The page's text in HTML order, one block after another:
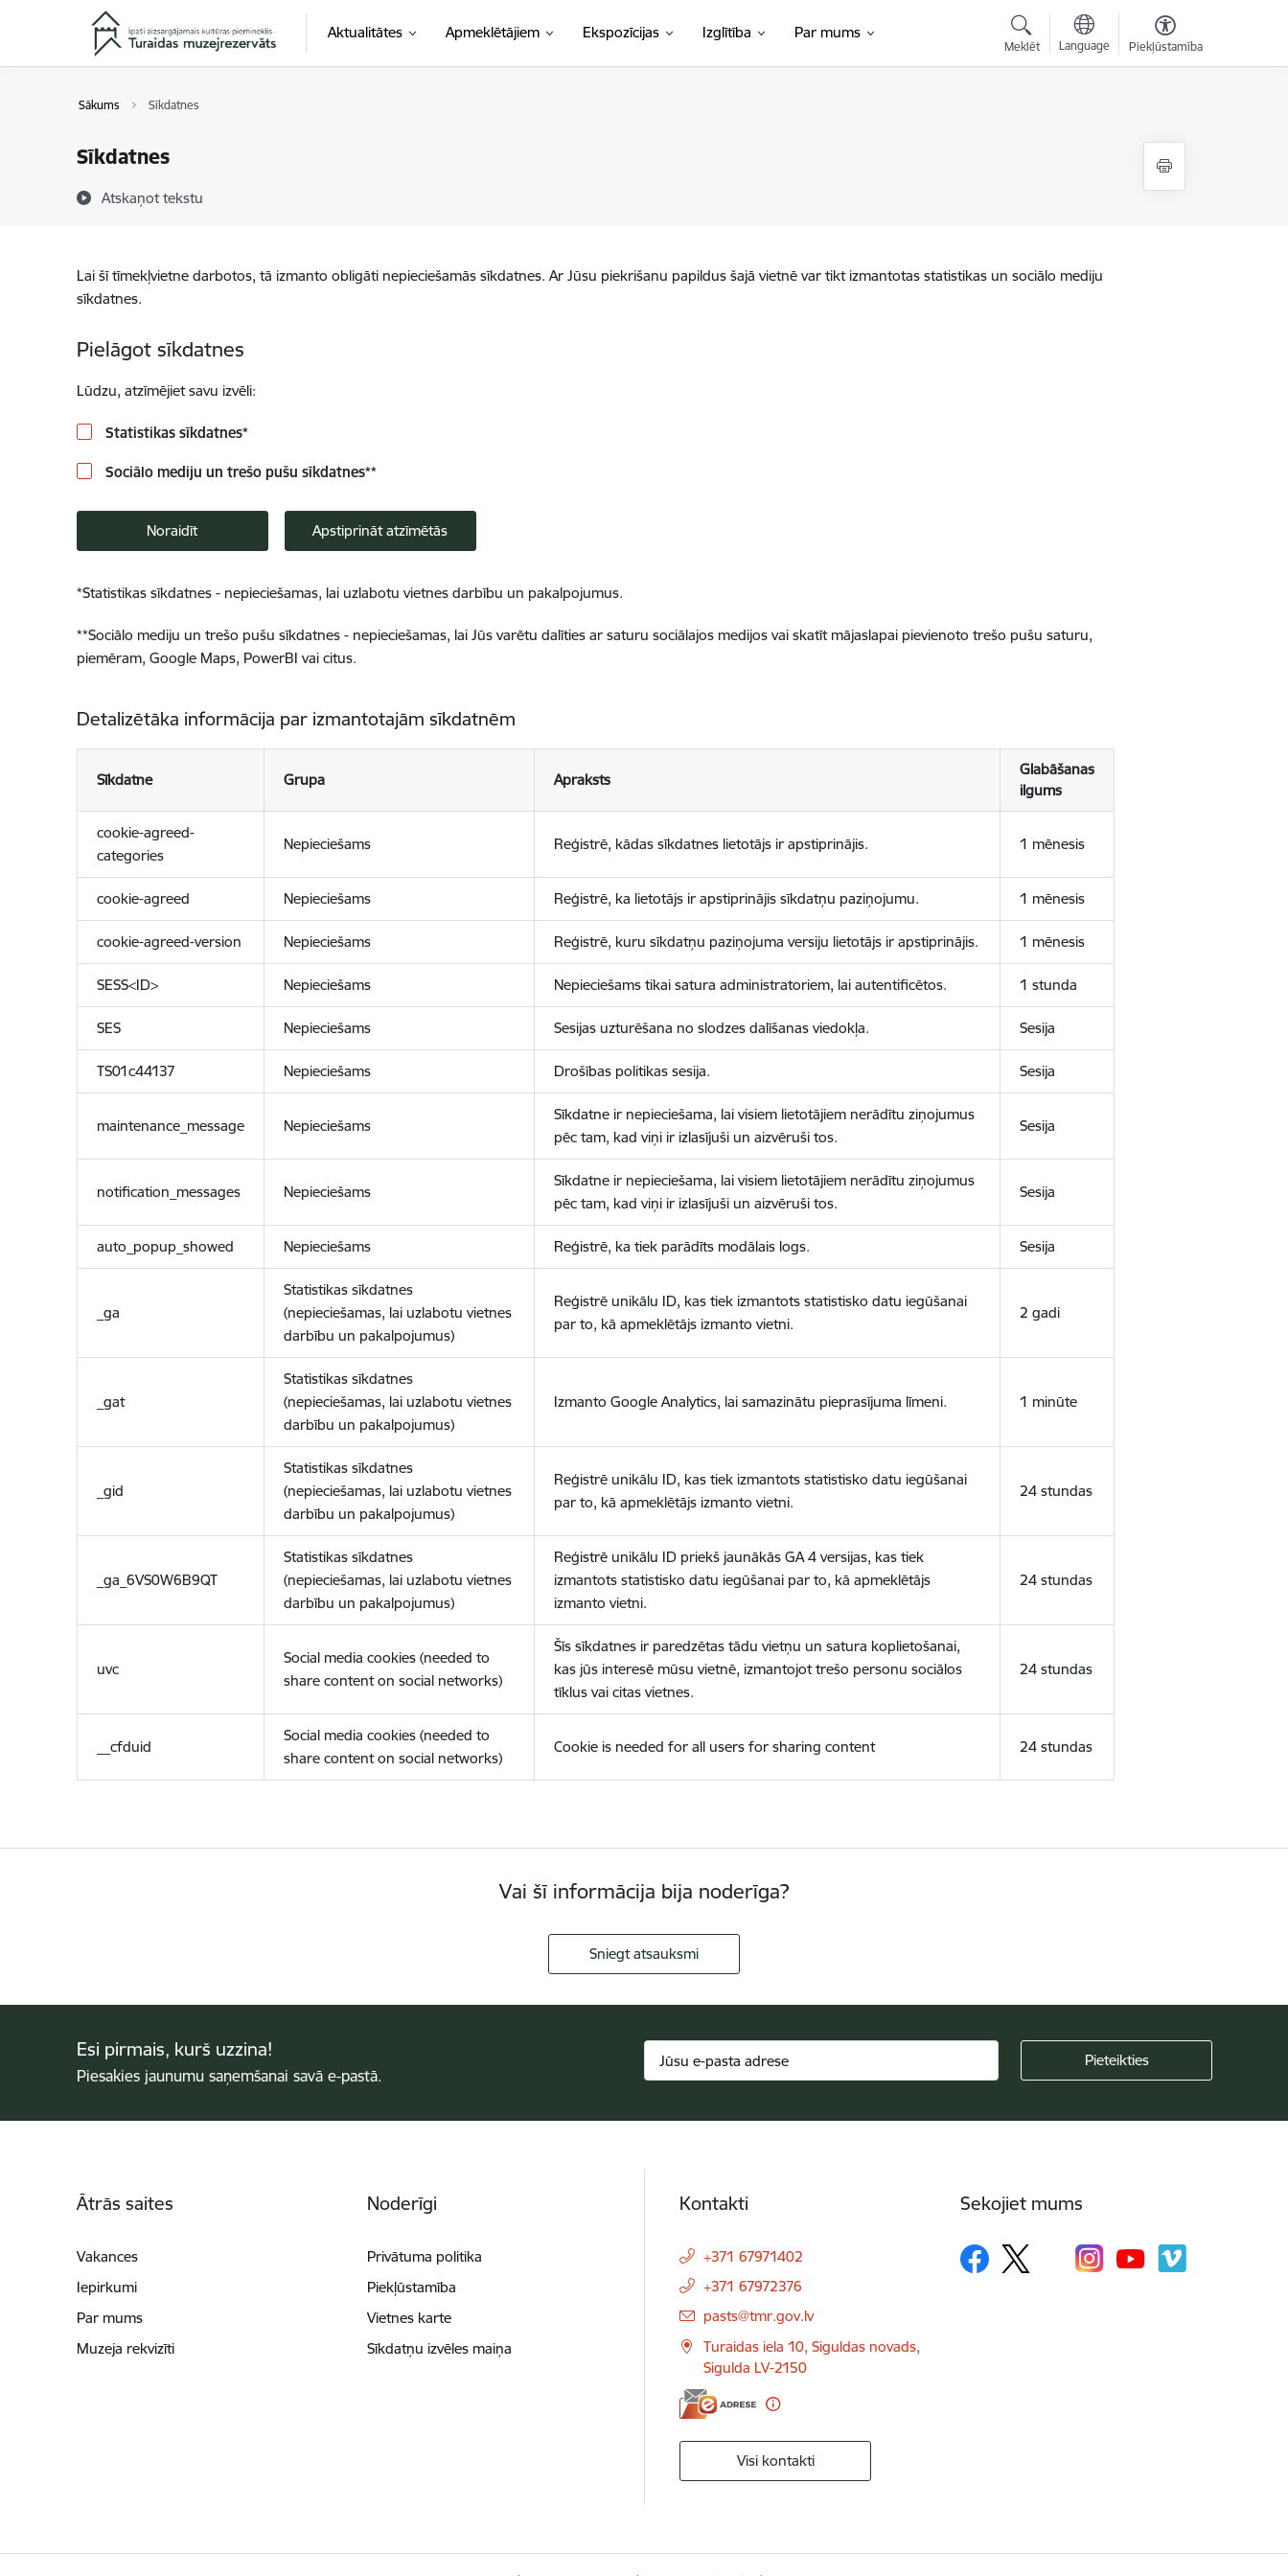
Pāriet uz lapas saturu
Aktualitātes Apmeklētājiem Ekspozīcijas Izglītība Par mums
Meklēt Language Piekļūstamība
Sākums Sīkdatnes
Sīkdatnes
Atskaņot tekstu
Lai šī tīmekļvietne darbotos, tā izmanto obligāti nepieciešamās sīkdatnes. Ar Jūsu piekrišanu papildus šajā vietnē var tikt izmantotas statistikas un sociālo mediju
sīkdatnes.
Pielāgot sīkdatnes
Lūdzu, atzīmējiet savu izvēli:
Statistikas sīkdatnes*
Sociālo mediju un trešo pušu sīkdatnes**
Noraidīt Apstiprināt atzīmētās
*Statistikas sīkdatnes - nepieciešamas, lai uzlabotu vietnes darbību un pakalpojumus.
**Sociālo mediju un trešo pušu sīkdatnes - nepieciešamas, lai Jūs varētu dalīties ar saturu sociālajos medijos vai skatīt mājaslapai pievienoto trešo pušu saturu,
piemēram, Google Maps, PowerBI vai citus.
Detalizētāka informācija par izmantotajām sīkdatnēm
Sīkdatne Grupa Apraksts
Glabāšanas
ilgums
cookie-agreed-
categories
Nepieciešams Reģistrē, kādas sīkdatnes lietotājs ir apstiprinājis. 1 mēnesis
cookie-agreed Nepieciešams Reģistrē, ka lietotājs ir apstiprinājis sīkdatņu paziņojumu. 1 mēnesis
cookie-agreed-version Nepieciešams Reģistrē, kuru sīkdatņu paziņojuma versiju lietotājs ir apstiprinājis. 1 mēnesis
SESS<ID> Nepieciešams Nepieciešams tikai satura administratoriem, lai autentificētos. 1 stunda
SES Nepieciešams Sesijas uzturēšana no slodzes dalīšanas viedokļa. Sesija
TS01c44137 Nepieciešams Drošības politikas sesija. Sesija
maintenance_message Nepieciešams
Sīkdatne ir nepieciešama, lai visiem lietotājiem nerādītu ziņojumus
pēc tam, kad viņi ir izlasījuši un aizvēruši tos.
Sesija
notification_messages Nepieciešams
Sīkdatne ir nepieciešama, lai visiem lietotājiem nerādītu ziņojumus
pēc tam, kad viņi ir izlasījuši un aizvēruši tos.
Sesija
auto_popup_showed Nepieciešams Reģistrē, ka tiek parādīts modālais logs. Sesija
_ga
Statistikas sīkdatnes
(nepieciešamas, lai uzlabotu vietnes
darbību un pakalpojumus)
Reģistrē unikālu ID, kas tiek izmantots statistisko datu iegūšanai
par to, kā apmeklētājs izmanto vietni.
2 gadi
_gat
Statistikas sīkdatnes
(nepieciešamas, lai uzlabotu vietnes
darbību un pakalpojumus)
Izmanto Google Analytics, lai samazinātu pieprasījuma līmeni. 1 minūte
_gid
Statistikas sīkdatnes
(nepieciešamas, lai uzlabotu vietnes
darbību un pakalpojumus)
Reģistrē unikālu ID, kas tiek izmantots statistisko datu iegūšanai
par to, kā apmeklētājs izmanto vietni.
24 stundas
_ga_6VS0W6B9QT
Statistikas sīkdatnes
(nepieciešamas, lai uzlabotu vietnes
darbību un pakalpojumus)
Reģistrē unikālu ID priekš jaunākās GA 4 versijas, kas tiek
izmantots statistisko datu iegūšanai par to, kā apmeklētājs
izmanto vietni.
24 stundas
uvc
Social media cookies (needed to
share content on social networks)
Šīs sīkdatnes ir paredzētas tādu vietņu un satura koplietošanai,
kas jūs interesē mūsu vietnē, izmantojot trešo personu sociālos
tīklus vai citas vietnes.
24 stundas
__cfduid
Social media cookies (needed to
share content on social networks)
Cookie is needed for all users for sharing content 24 stundas
Vai šī informācija bija noderīga?
Sniegt atsauksmi
Esi pirmais, kurš uzzina!
Piesakies jaunumu saņemšanai savā e-pastā.
Ātrās saites
Vakances
Iepirkumi
Par mums
Muzeja rekvizīti
Noderīgi
Privātuma politika
Piekļūstamība
Vietnes karte
Sīkdatņu izvēles maiņa
Kontakti
+371 67971402
+371 67972376
E-pasts:
pasts@tmr.gov.lv
Turaidas iela 10, Siguldas novads,
Sigulda LV-2150
Visi kontakti
Sekojiet mums